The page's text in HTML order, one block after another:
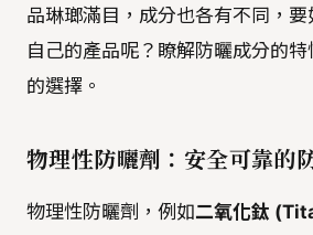
品琳瑯滿目，成分也各有不同，
自己的產品呢？瞭解防曬成分的
的選擇。
物理性防曬劑：安全可靠的
物理性防曬劑，例如二氧化鈦